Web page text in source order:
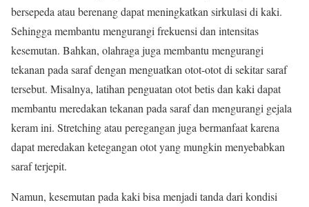
bersepeda atau berenang dapat meningkatkan sirkulasi di kaki.
Sehingga membantu mengurangi frekuensi dan intensitas
kesemutan. Bahkan, olahraga juga membantu mengurangi
tekanan pada saraf dengan menguatkan otot-otot di sekitar saraf
tersebut. Misalnya, latihan penguatan otot betis dan kaki dapat
membantu meredakan tekanan pada saraf dan mengurangi gejala
keram ini. Stretching atau peregangan juga bermanfaat karena
dapat meredakan ketegangan otot yang mungkin menyebabkan
saraf terjepit.
Namun, kesemutan pada kaki bisa menjadi tanda dari kondisi